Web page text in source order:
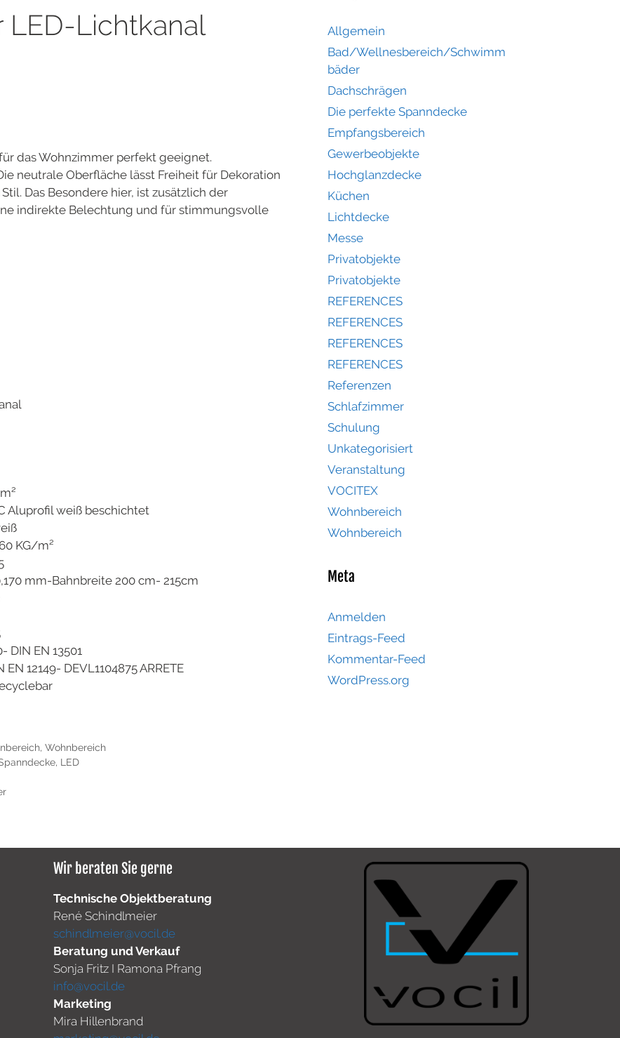
Lichtkanal
das Wohnzimmer perfekt geeignet.
neutrale Oberfläche lässt Freiheit für Dekoration
Das Besondere hier, ist zusätzlich der
indirekte Belechtung und für stimmungsvolle
weiß beschichtet
KG/m²
200 cm- 215cm
EN 13501
DEVL1104875 ARRETE
, Wohnbereich
, LED
Allgemein
Bad/Wellnesbereich/Schwimm
bäder
Dachschrägen
Die perfekte Spanndecke
Empfangsbereich
Gewerbeobjekte
Hochglanzdecke
Küchen
Lichtdecke
Messe
Privatobjekte
Privatobjekte
REFERENCES
REFERENCES
REFERENCES
REFERENCES
Referenzen
Schlafzimmer
Schulung
Unkategorisiert
Veranstaltung
VOCITEX
Wohnbereich
Wohnbereich
Meta
Anmelden
Eintrags-Feed
Kommentar-Feed
WordPress.org
Wir beraten Sie gerne
Technische Objektberatung
René Schindlmeier
schindlmeier@vocil.de
Beratung und Verkauf
Sonja Fritz I Ramona Pfrang
info@vocil.de
Marketing
Mira Hillenbrand